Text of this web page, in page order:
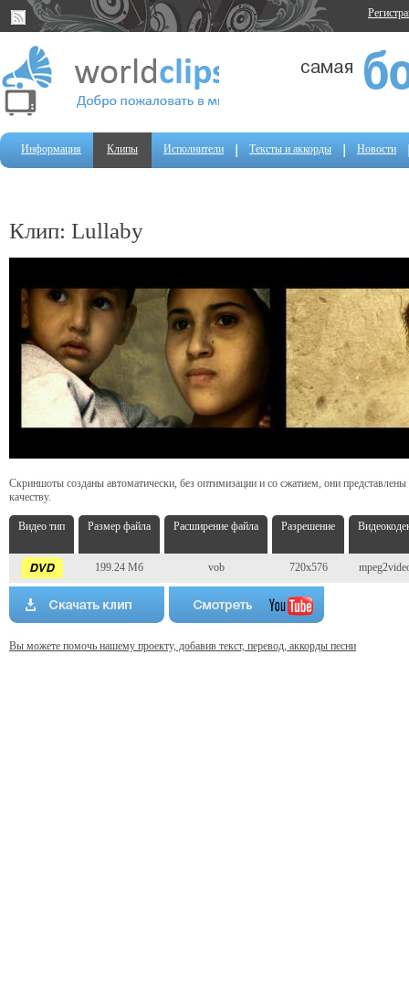
Информация Клипы Исполнители Тексты и аккорды Новости
Клип: Lullaby
Скриншоты созданы автоматически, без оптимизации и со сжатием, они
качеству.
Видео тип Размер файла Расширение файла Разрешение
199.24 Мб vob 720x576
Вы можете помочь нашему проекту, добавив текст, перевод, аккорды песни